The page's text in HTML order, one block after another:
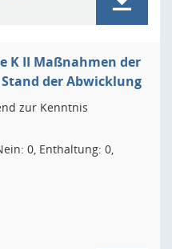
K II Maßnahmen der
der Abwicklung
zur Kenntnis
0, Enthaltung: 0,